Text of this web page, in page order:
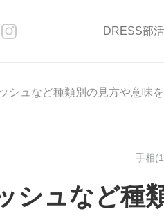
DRESS部活
シュなど種類別の見方や意味を
手相
シュなど種